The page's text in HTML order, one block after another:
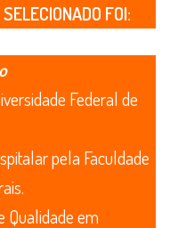
FOI:
Federal de
pela Faculdade
Qualidade em